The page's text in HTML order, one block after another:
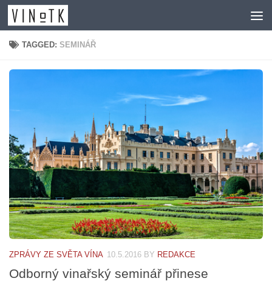
Skip to content
TAGGED:SEMINÁŘ
ZPRÁVY ZE SVĚTA VÍNA 10.5.2016 BY REDAKCE
Odborný vinařský seminář přinese